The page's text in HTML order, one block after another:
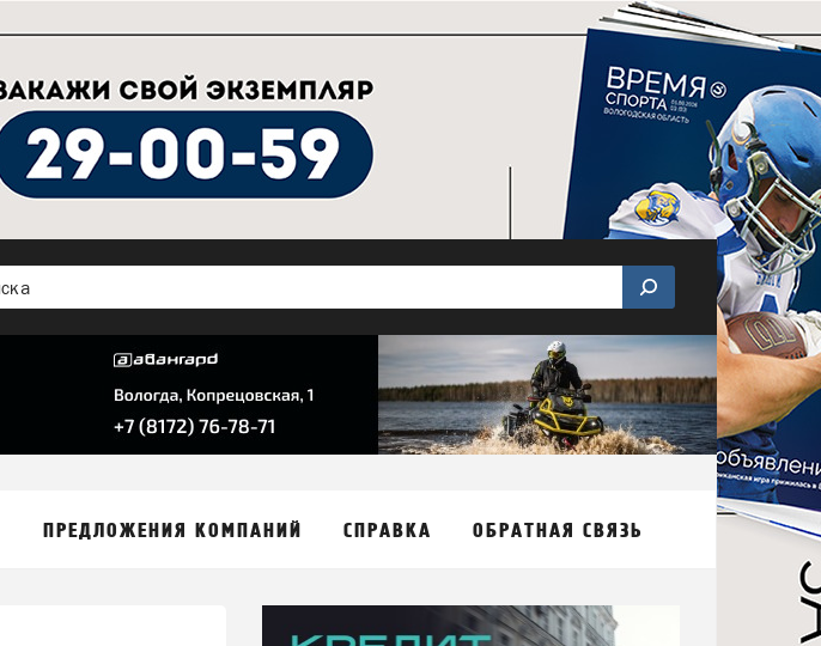
ПРЕДЛОЖЕНИЯ КОМПАНИЙ СПРАВКА ОБРАТНАЯ СВЯЗЬ